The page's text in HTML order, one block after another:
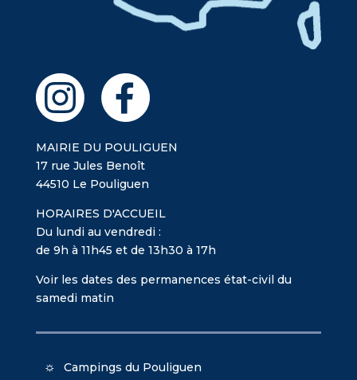
MAIRIE DU POULIGUEN
17 rue Jules Benoît
44510 Le Pouliguen
HORAIRES D'ACCUEIL
Du lundi au vendredi :
de 9h à 11h45 et de 13h30 à 17h
Voir les dates des permanences état-civil du
samedi matin
Campings du Pouliguen